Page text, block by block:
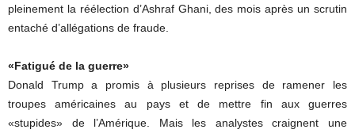
pleinement la réélection d’Ashraf Ghani, des mois après un scrutin
entaché d’allégations de fraude.
«Fatigué de la guerre»
Donald Trump a promis à plusieurs reprises de ramener les
troupes américaines au pays et de mettre fin aux guerres
«stupides» de l’Amérique. Mais les analystes craignent une